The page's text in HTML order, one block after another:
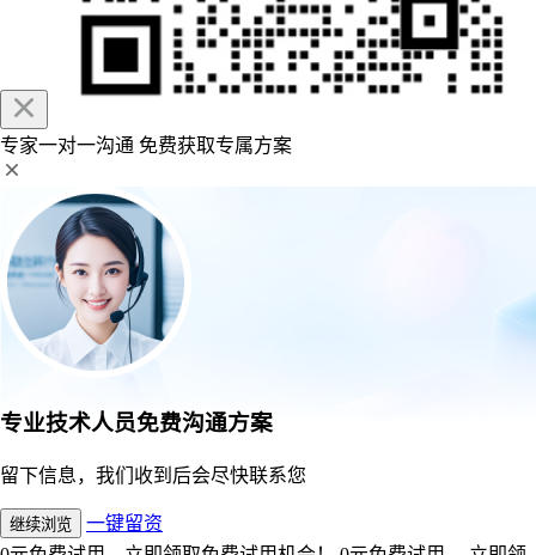
专家一对一沟通 免费获取专属方案
专业技术人员免费沟通方案
留下信息，我们收到后会尽快联系您
继续浏览
一键留资